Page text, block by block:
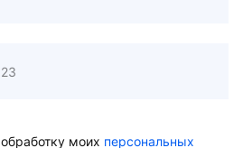
моих персональных